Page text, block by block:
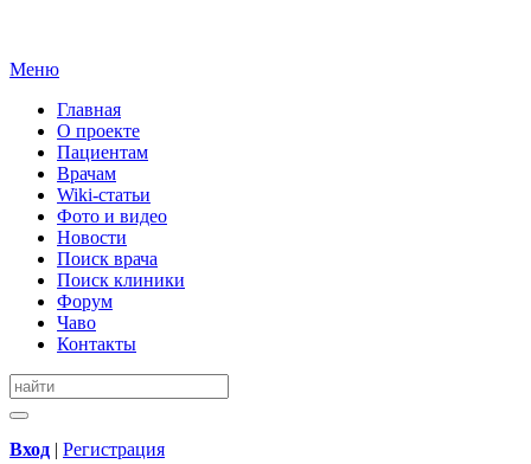
Меню
Главная
О проекте
Пациентам
Врачам
Wiki-статьи
Фото и видео
Новости
Поиск врача
Поиск клиники
Форум
Чаво
Контакты
Вход | Регистрация